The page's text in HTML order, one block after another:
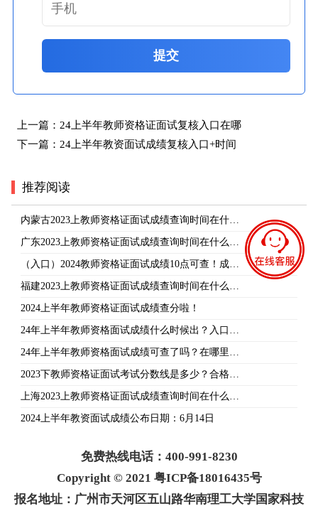
提交
上一篇： 24上半年教师资格证面试复核入口在哪
下一篇： 24上半年教资面试成绩复核入口+时间
推荐阅读
内蒙古2023上教师资格证面试成绩查询时间在什…
广东2023上教师资格证面试成绩查询时间在什么…
（入口）2024教师资格证面试成绩10点可查！成…
福建2023上教师资格证面试成绩查询时间在什么…
2024上半年教师资格证面试成绩查分啦！
24年上半年教师资格面试成绩什么时候出？入口…
24年上半年教师资格面试成绩可查了吗？在哪里…
2023下教师资格证面试考试分数线是多少？合格…
上海2023上教师资格证面试成绩查询时间在什么…
2024上半年教资面试成绩公布日期：6月14日
免费热线电话：400-991-8230
Copyright © 2021 粤ICP备18016435号
报名地址：广州市天河区五山路华南理工大学国家科技